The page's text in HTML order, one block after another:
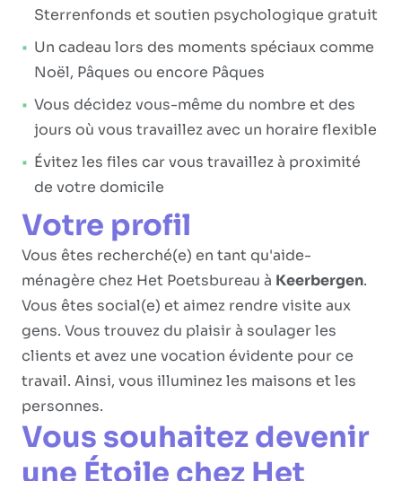
Sterrenfonds et soutien psychologique gratuit
Un cadeau lors des moments spéciaux comme
Noël, Pâques ou encore Pâques
Vous décidez vous-même du nombre et des
jours où vous travaillez avec un horaire flexible
Évitez les files car vous travaillez à proximité
de votre domicile
Votre profil
Vous êtes recherché(e) en tant qu'aide-
ménagère chez Het Poetsbureau à Keerbergen.
Vous êtes social(e) et aimez rendre visite aux
gens. Vous trouvez du plaisir à soulager les
clients et avez une vocation évidente pour ce
travail. Ainsi, vous illuminez les maisons et les
personnes.
Vous souhaitez devenir
une Étoile chez Het